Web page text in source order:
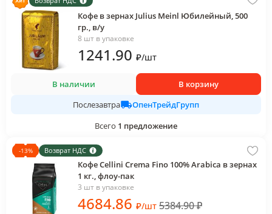
Кофе в зернах Julius Meinl Юбилейный, 500
гр., в/у
8 шт в упаковке
1241.90 ₽/шт
В наличии
В корзину
Послезавтра
ОпенТрейдГрупп
Всего 1 предложение
-13% Возврат НДС
Кофе Cellini Crema Fino 100% Arabica в зернах
1 кг., флоу-пак
3 шт в упаковке
4684.86 ₽/шт 5384.90₽